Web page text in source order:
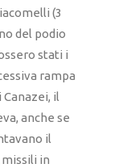
(3
del podio
stati i
rampa
il
anche se
il
missili in